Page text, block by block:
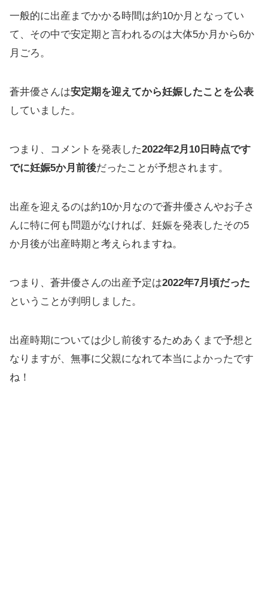
一般的に出産までかかる時間は約10か月となってい
て、その中で安定期と言われるのは大体5か月から6か
月ごろ。
蒼井優さんは安定期を迎えてから妊娠したことを公表
していました。
つまり、コメントを発表した2022年2月10日時点です
でに妊娠5か月前後だったことが予想されます。
出産を迎えるのは約10か月なので蒼井優さんやお子さ
んに特に何も問題がなければ、妊娠を発表したその5
か月後が出産時期と考えられますね。
つまり、蒼井優さんの出産予定は2022年7月頃だった
ということが判明しました。
出産時期については少し前後するためあくまで予想と
なりますが、無事に父親になれて本当によかったです
ね！